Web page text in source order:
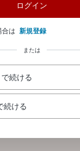
ログイン
合は 新規登録
または
続ける
続ける